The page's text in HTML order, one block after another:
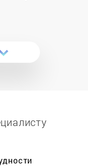
предписаниями
Обычно
происходит